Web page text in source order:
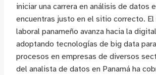
iniciar una carrera en análisis de datos
encuentras justo en el sitio correcto. El
laboral panameño avanza hacia la
adoptando tecnologías de big data
procesos en empresas de diversos
del analista de datos en Panamá ha